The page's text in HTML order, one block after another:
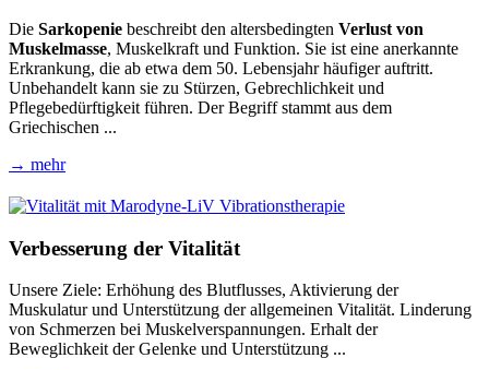
Die Sarkopenie beschreibt den altersbedingten Verlust von
Muskelmasse, Muskelkraft und Funktion. Sie ist eine anerkannte
Erkrankung, die ab etwa dem 50. Lebensjahr häufiger auftritt.
Unbehandelt kann sie zu Stürzen, Gebrechlichkeit und
Pflegebedürftigkeit führen. Der Begriff stammt aus dem
Griechischen ...
→ mehr
Verbesserung der Vitalität
Unsere Ziele: Erhöhung des Blutflusses, Aktivierung der
Muskulatur und Unterstützung der allgemeinen Vitalität. Linderung
von Schmerzen bei Muskelverspannungen. Erhalt der
Beweglichkeit der Gelenke und Unterstützung ...